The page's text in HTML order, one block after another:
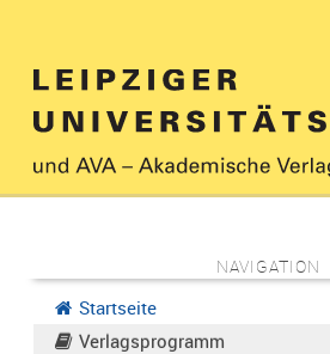
NAVIGATION
Startseite
Verlagsprogramm